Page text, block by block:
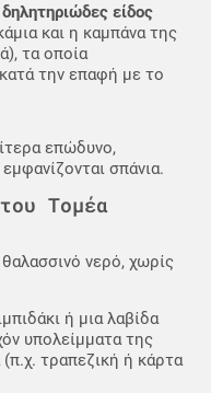
είδος
και η καμπάνα της
τα οποία
την επαφή με το
επώδυνο,
σπάνια.
Τομέα
νερό, χωρίς
ή μια λαβίδα
υπολείμματα της
τραπεζική ή κάρτα